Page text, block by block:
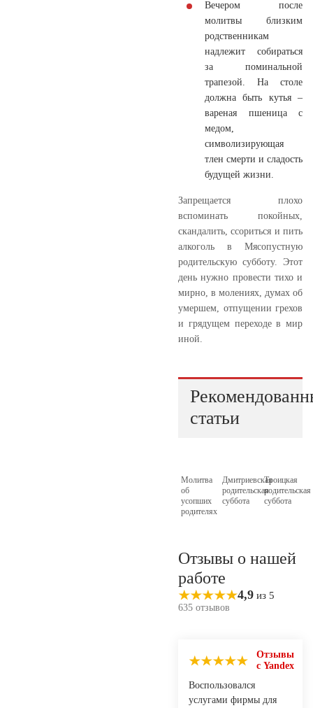
Вечером после
молитвы близким
родственникам
надлежит собираться
за поминальной
трапезой. На столе
должна быть кутья –
вареная пшеница с
медом,
символизирующая
тлен смерти и сладость
будущей жизни.
Запрещается плохо
вспоминать покойных,
скандалить, ссориться и пить
алкоголь в Мясопустную
родительскую субботу. Этот
день нужно провести тихо и
мирно, в молениях, думах об
умершем, отпущении грехов
и грядущем переходе в мир
иной.
статьи
Молитва
об
усопших
родителях
Дмитриевская
родительская
суббота
Троицкая
родительская
суббота
Отзывы о нашей
работе
4,9 из 5
635 отзывов
Отзывы
с Yandex
Воспользовался
услугами фирмы для